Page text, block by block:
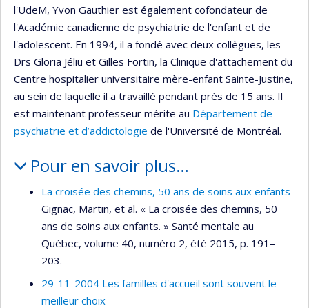
l'UdeM, Yvon Gauthier est également cofondateur de
l'Académie canadienne de psychiatrie de l'enfant et de
l'adolescent. En 1994, il a fondé avec deux collègues, les
Drs Gloria Jéliu et Gilles Fortin, la Clinique d'attachement du
Centre hospitalier universitaire mère-enfant Sainte-Justine,
au sein de laquelle il a travaillé pendant près de 15 ans. Il
est maintenant professeur mérite au Département de
psychiatrie et d’addictologie de l'Université de Montréal.
Pour en savoir plus…
La croisée des chemins, 50 ans de soins aux enfants
Gignac, Martin, et al. « La croisée des chemins, 50
ans de soins aux enfants. » Santé mentale au
Québec, volume 40, numéro 2, été 2015, p. 191–
203.
29-11-2004 Les familles d'accueil sont souvent le
meilleur choix